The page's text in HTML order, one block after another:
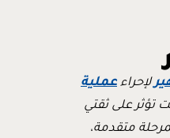
لإحراءعملية
على ثقتي
متقدمة،